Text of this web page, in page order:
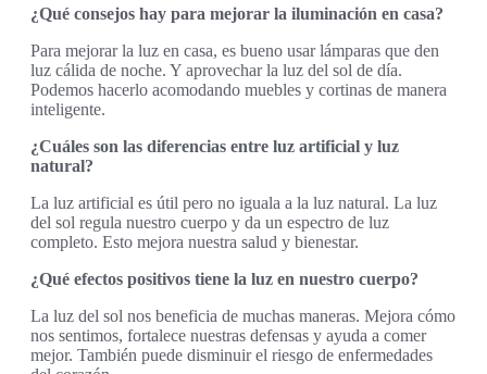
¿Qué consejos hay para mejorar la iluminación en casa?
Para mejorar la luz en casa, es bueno usar lámparas que den
luz cálida de noche. Y aprovechar la luz del sol de día.
Podemos hacerlo acomodando muebles y cortinas de manera
inteligente.
¿Cuáles son las diferencias entre luz artificial y luz
natural?
La luz artificial es útil pero no iguala a la luz natural. La luz
del sol regula nuestro cuerpo y da un espectro de luz
completo. Esto mejora nuestra salud y bienestar.
¿Qué efectos positivos tiene la luz en nuestro cuerpo?
La luz del sol nos beneficia de muchas maneras. Mejora cómo
nos sentimos, fortalece nuestras defensas y ayuda a comer
mejor. También puede disminuir el riesgo de enfermedades